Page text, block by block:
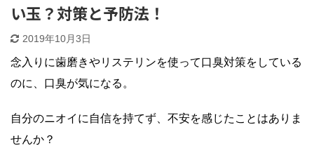
い玉？対策と予防法！
2019年10月3日
念入りに歯磨きやリステリンを使って口臭対策をしている
のに、口臭が気になる。
自分のニオイに自信を持てず、不安を感じたことはありま
せんか？